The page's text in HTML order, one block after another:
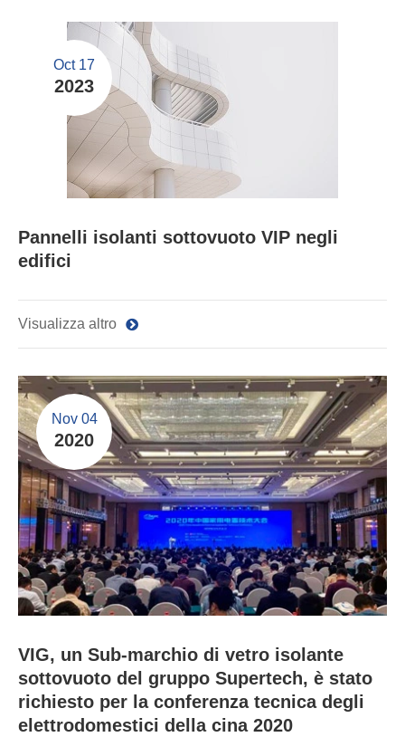
Oct 17
2023
Pannelli isolanti sottovuoto VIP negli
edifici
Visualizza altro
Nov 04
2020
VIG, un Sub-marchio di vetro isolante
sottovuoto del gruppo Supertech, è stato
richiesto per la conferenza tecnica degli
elettrodomestici della cina 2020